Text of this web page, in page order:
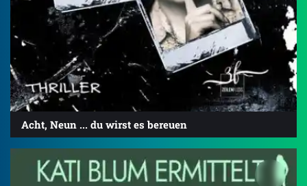
Acht, Neun ... du wirst es bereuen